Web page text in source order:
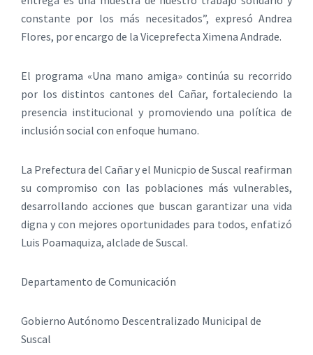
constante por los más necesitados”, expresó Andrea
Flores, por encargo de la Viceprefecta Ximena Andrade.
El programa «Una mano amiga» continúa su recorrido
por los distintos cantones del Cañar, fortaleciendo la
presencia institucional y promoviendo una política de
inclusión social con enfoque humano.
La Prefectura del Cañar y el Municpio de Suscal reafirman
su compromiso con las poblaciones más vulnerables,
desarrollando acciones que buscan garantizar una vida
digna y con mejores oportunidades para todos, enfatizó
Luis Poamaquiza, alclade de Suscal.
Departamento de Comunicación
Gobierno Autónomo Descentralizado Municipal de
Suscal